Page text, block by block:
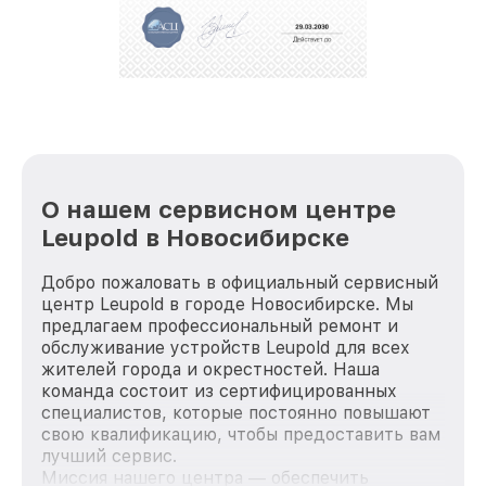
положительные отзывы и обрели отличную
репутацию. Мы постоянно совершенствуемся и
О нашем сервисном центре
Leupold в Новосибирске
Добро пожаловать в официальный сервисный
центр Leupold в городе Новосибирске. Мы
предлагаем профессиональный ремонт и
обслуживание устройств Leupold для всех
жителей города и окрестностей. Наша
команда состоит из сертифицированных
специалистов, которые постоянно повышают
свою квалификацию, чтобы предоставить вам
лучший сервис.
Миссия нашего центра — обеспечить